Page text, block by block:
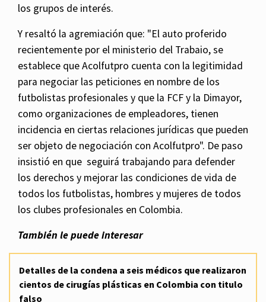
los grupos de interés.
Y resaltó la agremiación que: "El auto proferido
recientemente por el ministerio del Trabaio, se
establece que Acolfutpro cuenta con la legitimidad
para negociar las peticiones en nombre de los
futbolistas profesionales y que la FCF y la Dimayor,
como organizaciones de empleadores, tienen
incidencia en ciertas relaciones jurídicas que pueden
ser objeto de negociación con Acolfutpro". De paso
insistió en que seguirá trabajando para defender
los derechos y mejorar las condiciones de vida de
todos los futbolistas, hombres y mujeres de todos
los clubes profesionales en Colombia.
También le puede interesar
Detalles de la condena a seis médicos que realizaron
cientos de cirugías plásticas en Colombia con titulo
falso